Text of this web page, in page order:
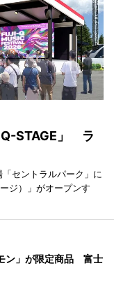
Q-STAGE」 ラ
セントラルパーク」に
ジ）」がオープンす
ン」が限定商品 富士